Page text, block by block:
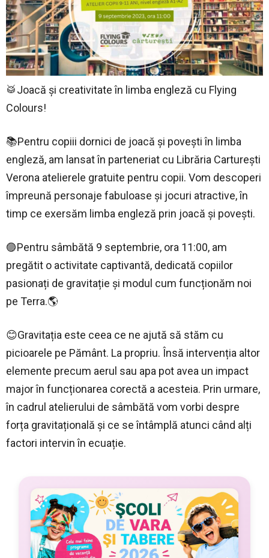
🥁Joacă și creativitate în limba engleză cu Flying
Colours!
📚Pentru copiii dornici de joacă și povești în limba
engleză, am lansat în parteneriat cu Librăria Carturești
Verona atelierele gratuite pentru copii. Vom descoperi
împreună personaje fabuloase și jocuri atractive, în
timp ce exersăm limba engleză prin joacă și povești.
🟣Pentru sâmbătă 9 septembrie, ora 11:00, am
pregătit o activitate captivantă, dedicată copiilor
pasionați de gravitație și modul cum funcționăm noi
pe Terra.🌎
😊Gravitația este ceea ce ne ajută să stăm cu
picioarele pe Pământ. La propriu. Însă intervenția altor
elemente precum aerul sau apa pot avea un impact
major în funcționarea corectă a acesteia. Prin urmare,
în cadrul atelierului de sâmbătă vom vorbi despre
forța gravitațională și ce se întâmplă atunci când alți
factori intervin în ecuație.